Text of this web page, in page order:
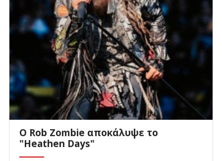
O Rob Zombie αποκάλυψε το
"Heathen Days"